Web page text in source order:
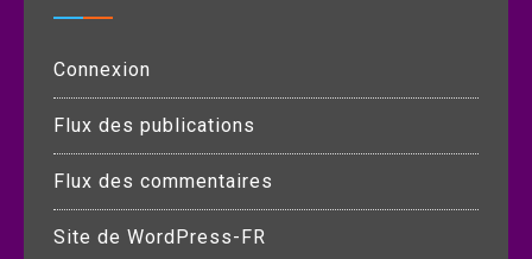
Connexion
Flux des publications
Flux des commentaires
Site de WordPress-FR